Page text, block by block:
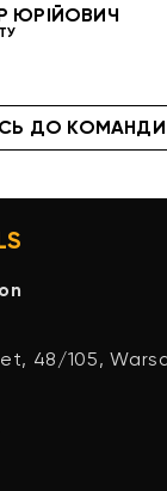
ЮРІЙОВИЧ
ДО КОМАНДИ
48/105,